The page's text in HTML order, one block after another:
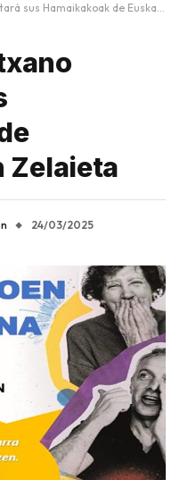
de Euskaraldia en Zelaieta
Zelaieta
24/03/2025